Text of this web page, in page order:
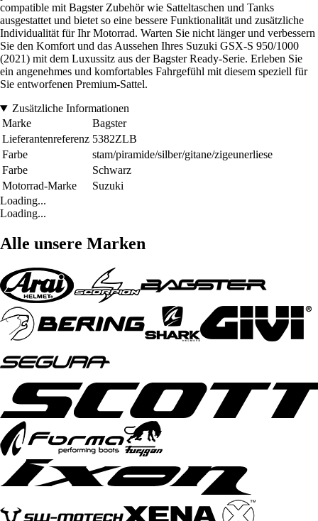
compatible mit Bagster Zubehör wie Satteltaschen und Tanks
ausgestattet und bietet so eine bessere Funktionalität und zusätzliche
Individualität für Ihr Motorrad. Warten Sie nicht länger und verbessern
Sie den Komfort und das Aussehen Ihres Suzuki GSX-S 950/1000
(2021) mit dem Luxussitz aus der Bagster Ready-Serie. Erleben Sie
ein angenehmes und komfortables Fahrgefühl mit diesem speziell für
Sie entworfenen Premium-Sattel.
Zusätzliche Informationen
Marke
Bagster
Lieferantenreferenz 5382ZLB
Farbe
stam/piramide/silber/gitane/zigeunerliese
Farbe
Schwarz
Motorrad-Marke
Suzuki
Loading...
Loading...
Alle unsere Marken